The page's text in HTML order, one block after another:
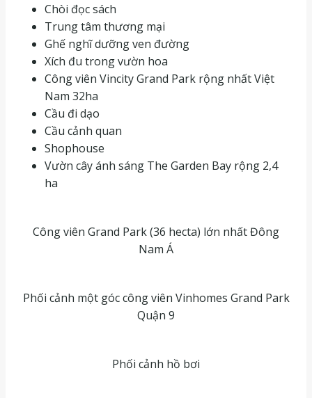
Chòi đọc sách
Trung tâm thương mại
Ghế nghĩ dưỡng ven đường
Xích đu trong vườn hoa
Công viên Vincity Grand Park rộng nhất Việt
Nam 32ha
Cầu đi dạo
Cầu cảnh quan
Shophouse
Vườn cây ánh sáng The Garden Bay rộng 2,4
ha
Công viên Grand Park (36 hecta) lớn nhất Đông
Nam Á
Phối cảnh một góc công viên Vinhomes Grand Park
Quận 9
Phối cảnh hồ bơi